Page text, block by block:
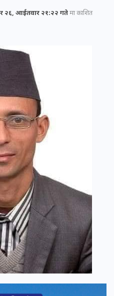
२६, आईतवार २१:२२ गतेमा प्रकाशित